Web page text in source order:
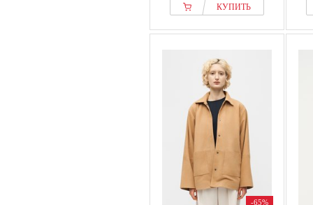
КУПИТЬ
-65%